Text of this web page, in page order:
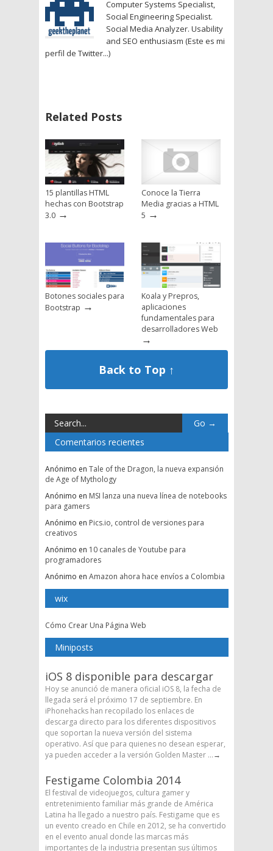
Computer Systems Specialist,
Social Engineering Specialist.
Social Media Analyzer. Usability
and SEO enthusiasm (Este es mi
perfil de Twitter...)
Related Posts
15 plantillas HTML
hechas con Bootstrap
3.0 →
Conoce la Tierra
Media gracias a HTML
5 →
Botones sociales para
Bootstrap →
Koala y Prepros,
aplicaciones
fundamentales para
desarrolladores Web
→
Back to Top ↑
Comentarios recientes
Anónimo en Tale of the Dragon, la nueva expansión
de Age of Mythology
Anónimo en MSI lanza una nueva línea de notebooks
para gamers
Anónimo en Pics.io, control de versiones para
creativos
Anónimo en 10 canales de Youtube para
programadores
Anónimo en Amazon ahora hace envíos a Colombia
wix
Cómo Crear Una Página Web
Miniposts
iOS 8 disponible para descargar
Hoy se anunció de manera oficial iOS 8, la fecha de
llegada será el próximo 17 de septiembre. En
iPhonehacks han recopilado los enlaces de
descarga directo para los diferentes dispositivos
que soportan la nueva versión del sistema
operativo. Así que para quienes no desean esperar,
ya pueden acceder a la versión Golden Master ...→
Festigame Colombia 2014
El festival de videojuegos, cultura gamer y
entretenimiento familiar más grande de América
Latina ha llegado a nuestro país. Festigame que es
un evento creado en Chile en 2012, se ha convertido
en el evento anual donde las marcas más
importantes de la industria presentan sus últimos